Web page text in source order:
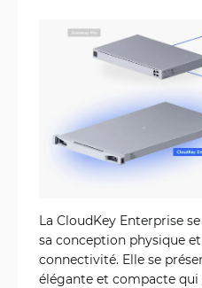
La CloudKey Enterprise
sa conception physique
connectivité. Elle se
élégante et compacte